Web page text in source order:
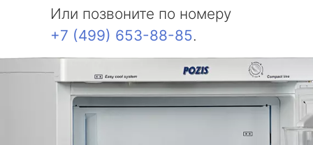
Или позвоните по номеру
+7 (499) 653-88-85.